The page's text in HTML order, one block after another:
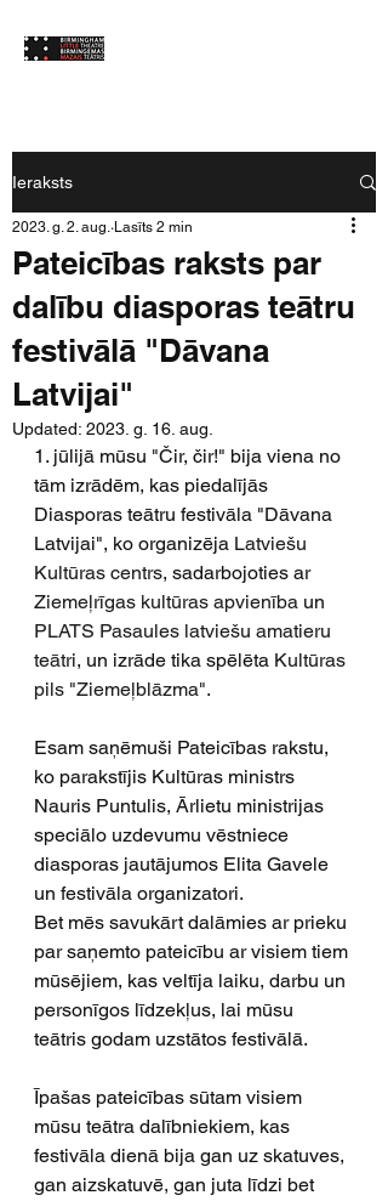
Ieraksts
Pateicības raksts par
dalību diasporas teātru
festivālā "Dāvana
Latvijai"
2023. g. 2. aug. Lasīts 2 min
Updated: 2023. g. 16. aug.
1. jūlijā mūsu "Čir, čir!" bija viena no
tām izrādēm, kas piedalījās
Diasporas teātru festivāla "Dāvana
Latvijai", ko organizēja Latviešu
Kultūras centrs, sadarbojoties ar
Ziemeļrīgas kultūras apvienība un
PLATS Pasaules latviešu amatieru
teātri, un izrāde tika spēlēta Kultūras
pils "Ziemeļblāzma".
Esam saņēmuši Pateicības rakstu,
ko parakstījis Kultūras ministrs
Nauris Puntulis, Ārlietu ministrijas
speciālo uzdevumu vēstniece
diasporas jautājumos Elita Gavele
un festivāla organizatori.
Bet mēs savukārt dalāmies ar prieku
par saņemto pateicību ar visiem tiem
mūsējiem, kas veltīja laiku, darbu un
personīgos līdzekļus, lai mūsu
teātris godam uzstātos festivālā.
Īpašas pateicības sūtam visiem
mūsu teātra dalībniekiem, kas
festivāla dienā bija gan uz skatuves,
gan aizskatuvē, gan juta līdzi bet